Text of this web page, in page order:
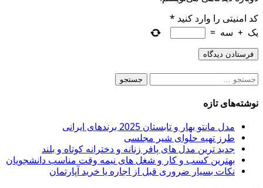
کد امنیتی را وارد کنید *
یک + سه =
جستجو
برای:
نوشته‌های تازه
مدل مانتو بهار و تابستان 2025 برندهای ایرانی
طرز تهیه حلوای شیر مجلسی
جدید ترین مدل های پافر زنانه و دخترانه کوتاه و بلند
بهترین کسب و کار و شغل های نیمه وقت مناسب دانشجویان
نکات بسیار ضروری قبل از اجاره یا خرید آپارتمان